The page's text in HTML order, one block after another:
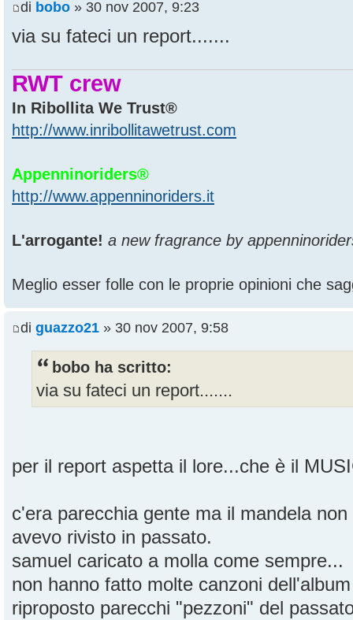
di bobo » 30 nov 2007, 9:23
via su fateci un report.......
RWT crew
In Ribollita We Trust®
http://www.inribollitawetrust.com
Appenninoriders®
http://www.appenninoriders.it
L'arrogante! a new fragrance by
Meglio esser folle con le proprie opinioni che
di guazzo21 » 30 nov 2007, 9:58
bobo ha scritto:
via su fateci un report.......
per il report aspetta il lore...che è il
c'era parecchia gente ma il mandela
avevo rivisto in passato.
samuel caricato a molla come sempre...
non hanno fatto molte canzoni
riproposto parecchi "pezzoni" del